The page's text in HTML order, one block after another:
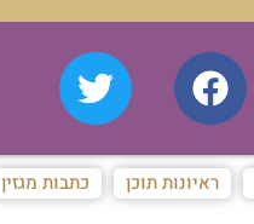
ראיונות תוכן כתבות מגזין